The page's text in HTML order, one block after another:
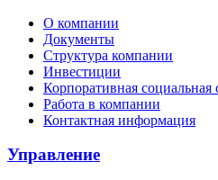
О компании
Документы
Структура компании
Инвестиции
Корпоративная социальная
Работа в компании
Контактная информация
Управление